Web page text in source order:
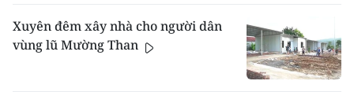
Xuyên đêm xây nhà cho người dân
vùng lũ Mường Than